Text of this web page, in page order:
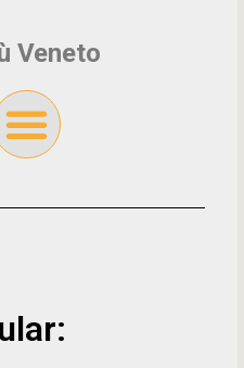
Veneto